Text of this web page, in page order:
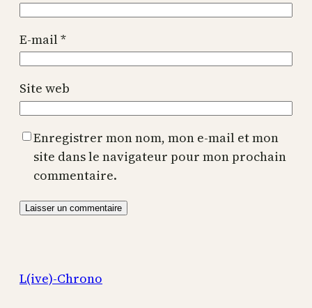
E-mail*
Site web
Enregistrer mon nom, mon e-mail et mon
site dans le navigateur pour mon prochain
commentaire.
L(ive)-Chrono